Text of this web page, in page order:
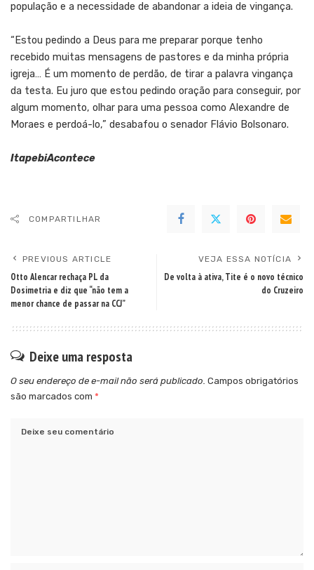
população e a necessidade de abandonar a ideia de vingança.
“Estou pedindo a Deus para me preparar porque tenho
recebido muitas mensagens de pastores e da minha própria
igreja… É um momento de perdão, de tirar a palavra vingança
da testa. Eu juro que estou pedindo oração para conseguir, por
algum momento, olhar para uma pessoa como Alexandre de
Moraes e perdoá-lo,” desabafou o senador Flávio Bolsonaro.
ItapebiAcontece
COMPARTILHAR
PREVIOUS ARTICLE
Otto Alencar rechaça PL da
Dosimetria e diz que “não tem a
menor chance de passar na CCJ”
VEJA ESSA NOTÍCIA
De volta à ativa, Tite é o novo técnico
do Cruzeiro
Deixe uma resposta
O seu endereço de e-mail não será publicado. Campos obrigatórios
são marcados com *